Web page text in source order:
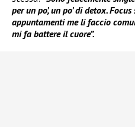
per un po’, un po’ di detox.
appuntamenti me li faccio
mi fa battere il cuore”.